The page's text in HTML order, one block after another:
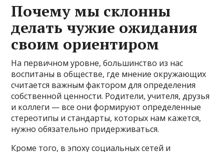
Почему мы склонны
делать чужие ожидания
своим ориентиром
На первичном уровне, большинство из нас
воспитаны в обществе, где мнение окружающих
считается важным фактором для определения
собственной ценности. Родители, учителя, друзья
и коллеги — все они формируют определенные
стереотипы и стандарты, которых нам кажется,
нужно обязательно придерживаться.
Кроме того, в эпоху социальных сетей и